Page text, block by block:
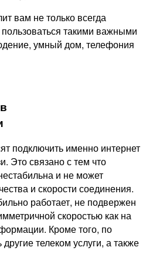
вам не только всегда
такими важными
умный дом, телефония
подключить именно интернет
Это связано с тем что
и не может
и скорости соединения.
работает, не подвержен
скоростью как на
Кроме того, по
телеком услуги, а также